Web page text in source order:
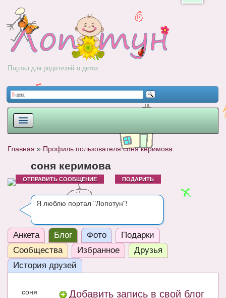
Портал для родителей о детях
РОДЫ
НОВОРОЖДЕННЫЙ
РАЗВИТИЕ
ВОПРОС-ОТВЕТ
ЧАТ
КНИГИ
Главная » Профиль пользователя соня керимова
соня керимова
ОТПРАВИТЬ СООБЩЕНИЕ ПОДАРИТЬ
Я люблю портал "Лопотун"!
Анкета Блог Фото
Подарки
Сообщества
Избранное
Друзья
История друзей
Добавить запись в свой блог
соня